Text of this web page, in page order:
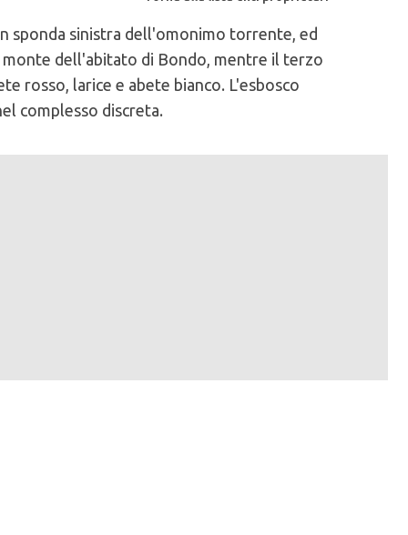
sponda sinistra dell'omonimo torrente, ed
monte dell'abitato di Bondo, mentre il terzo
rosso, larice e abete bianco. L'esbosco
complesso discreta.